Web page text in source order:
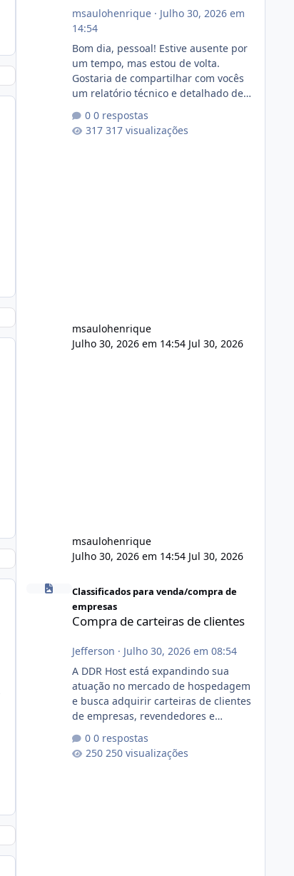
msaulohenrique· Julho 30, 2026 em
14:54
Bom dia, pessoal! Estive ausente por
um tempo, mas estou de volta.
Gostaria de compartilhar com vocês
um relatório técnico e detalhado de
conformidade referente
ao VOXPANEL (versão atualmente em
0 respostas
317 visualizações
msaulohenrique
Julho 30, 2026 em 14:54 Jul 30, 2026
msaulohenrique
Julho 30, 2026 em 14:54 Jul 30, 2026
Compra de carteiras de clientes
Classificados para venda/compra de
empresas
Compra de carteiras de clientes
Jefferson · Julho 30, 2026 em 08:54
A DDR Host está expandindo sua
atuação no mercado de hospedagem
e busca adquirir carteiras de clientes
de empresas, revendedores e
suas atividades ou reduzir sua
operação. Se você possui clientes
0 respostas
250 visualizações